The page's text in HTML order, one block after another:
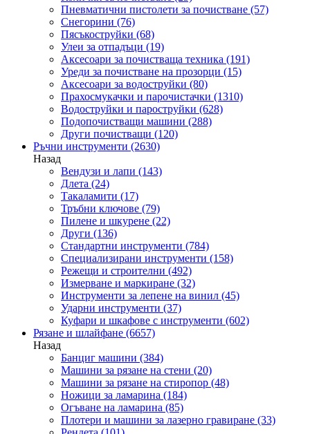
Пневматични пистолети за почистване (57)
Снегорини (76)
Пясъкоструйки (68)
Улеи за отпадъци (19)
Аксесоари за почистваща техника (191)
Уреди за почистване на прозорци (15)
Аксесоари за водоструйки (80)
Прахосмукачки и парочистачки (1310)
Водоструйки и пароструйки (628)
Подопочистващи машини (288)
Други почистващи (120)
Ръчни инструменти (2630)
Назад
Вендузи и лапи (143)
Длета (24)
Такаламити (17)
Тръбни ключове (79)
Пилене и шкурене (22)
Други (136)
Стандартни инструменти (784)
Специализирани инструменти (158)
Режещи и строителни (492)
Измерване и маркиране (32)
Инструменти за лепене на винил (45)
Ударни инструменти (37)
Куфари и шкафове с инструменти (602)
Рязане и шлайфане (6657)
Назад
Банциг машини (384)
Машини за рязане на стени (20)
Машини за рязане на стиропор (48)
Ножици за ламарина (184)
Огъване на ламарина (85)
Плотери и машини за лазерно гравиране (33)